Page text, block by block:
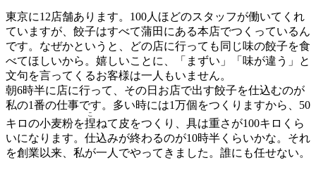
東京に12店舗あります。100人ほどのスタッフが働いてくれ
ていますが、餃子はすべて蒲田にある本店でつくっているん
です。なぜかというと、どの店に行っても同じ味の餃子を食
べてほしいから。嬉しいことに、「まずい」「味が違う」と
文句を言ってくるお客様は一人もいません。
朝6時半に店に行って、その日お店で出す餃子を仕込むのが
私の1番の仕事です。多い時には1万個をつくりますから、50
キロの小麦粉を捏
こ
ねて皮をつくり、具は重さが100キロくら
いになります。仕込みが終わるのが10時半くらいかな。それ
を創業以来、私が一人でやってきました。誰にも任せない。